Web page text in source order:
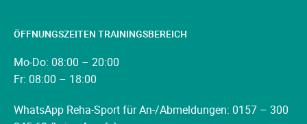
ÖFFNUNGSZEITEN TRAININGSBEREICH
Mo-Do: 08:00 – 20:00
Fr: 08:00 – 18:00
WhatsApp Reha-Sport für An-/Abmeldungen: 0157 – 300